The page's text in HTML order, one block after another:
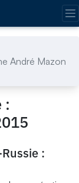
André Mazon
:
: